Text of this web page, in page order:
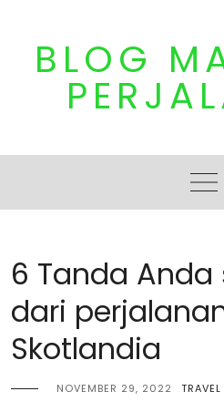
contentBLOG
6 Tanda
dari
Skotlandia
NOVEMBER 29, 2022 TRAVEL